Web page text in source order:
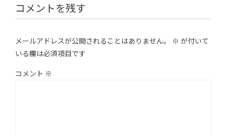
コメントを残す
メールアドレスが公開されることはありません。 ※ が付いて
いる欄は必須項目です
コメント ※